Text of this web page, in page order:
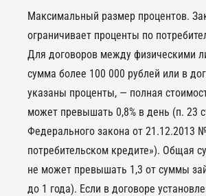
Максимальный размер процентов.
ограничивает проценты по
Для договоров между физическими
сумма более 100 000 рублей или в
указаны проценты, — полная
может превышать 0,8% в день (п. 23
Федерального закона от 21.12.2013
потребительском кредите»). Общая
не может превышать 1,3 от суммы
до 1 года). Если в договоре